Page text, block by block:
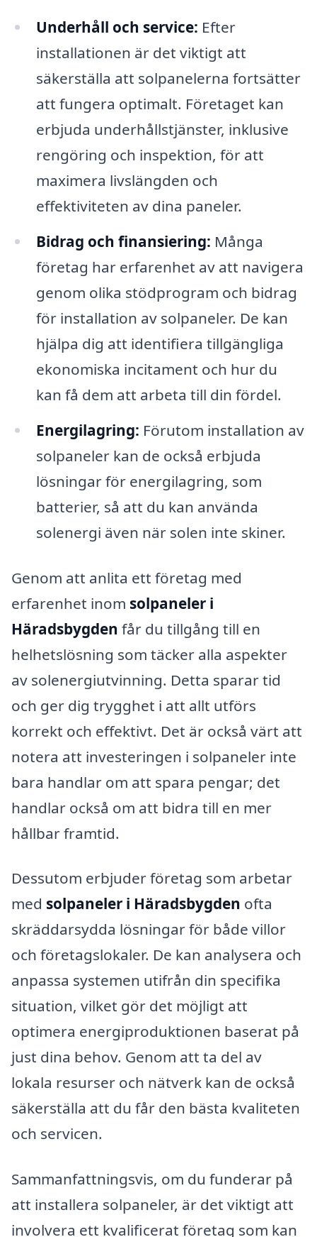
Underhåll och service: Efter
installationen är det viktigt att
säkerställa att solpanelerna fortsätter
att fungera optimalt. Företaget kan
erbjuda underhållstjänster, inklusive
rengöring och inspektion, för att
maximera livslängden och
effektiviteten av dina paneler.
Bidrag och finansiering: Många
företag har erfarenhet av att navigera
genom olika stödprogram och bidrag
för installation av solpaneler. De kan
hjälpa dig att identifiera tillgängliga
ekonomiska incitament och hur du
kan få dem att arbeta till din fördel.
Energilagring: Förutom installation av
solpaneler kan de också erbjuda
lösningar för energilagring, som
batterier, så att du kan använda
solenergi även när solen inte skiner.
Genom att anlita ett företag med
erfarenhet inom solpaneler i
Häradsbygden får du tillgång till en
helhetslösning som täcker alla aspekter
av solenergiutvinning. Detta sparar tid
och ger dig trygghet i att allt utförs
korrekt och effektivt. Det är också värt att
notera att investeringen i solpaneler inte
bara handlar om att spara pengar; det
handlar också om att bidra till en mer
hållbar framtid.
Dessutom erbjuder företag som arbetar
med solpaneler i Häradsbygden ofta
skräddarsydda lösningar för både villor
och företagslokaler. De kan analysera och
anpassa systemen utifrån din specifika
situation, vilket gör det möjligt att
optimera energiproduktionen baserat på
just dina behov. Genom att ta del av
lokala resurser och nätverk kan de också
säkerställa att du får den bästa kvaliteten
och servicen.
Sammanfattningsvis, om du funderar på
att installera solpaneler, är det viktigt att
involvera ett kvalificerat företag som kan